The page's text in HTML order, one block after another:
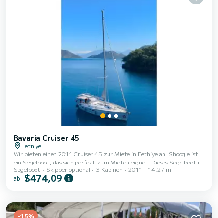
Bavaria Cruiser 45
Fethiye
Wir bieten einen 2011 Cruiser 45 zur Miete in Fethiye an. Shoogle ist
ein Segelboot, das sich perfekt zum Mieten eignet. Dieses Segelboot ist
für eine einwöchige oder längere Kreuzfahrt sehr angenehm zu
manövrieren. Das Boot verfügt über 4 komfortable Kabinen und bietet
Wasser in der Umgebung von Fethiye sein Dieser Cruiser 45 ist mit 3
Toiletten mit Dusche ausg...
Segelboot Skipper optional 3 Kabinen 2011 14.27 m
ab $474,09
-15%